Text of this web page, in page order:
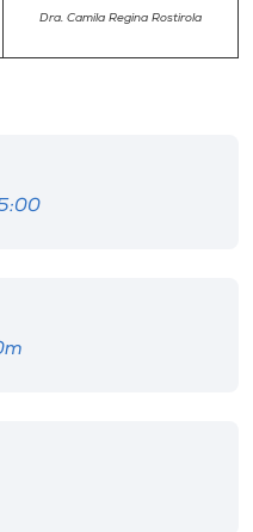
Dra. Camila Regina Rostirola